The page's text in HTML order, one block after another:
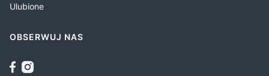
Ulubione
OBSERWUJ NAS